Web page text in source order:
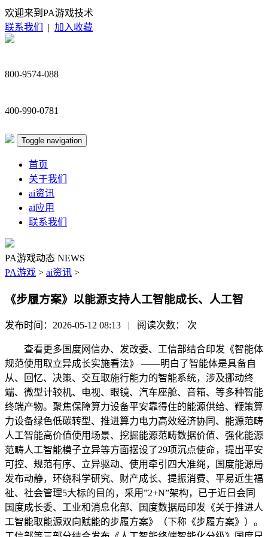
欢迎来到PA游戏技术
联系我们
| 加入收藏
800-9574-088
400-990-0781
Toggle navigation
首页
关于我们
ai资讯
ai应用
联系我们
PA游戏动态 NEWS
PA游戏 > ai资讯 >
《步履方案》以能源支持人工智能成长、人工智
发布时间：2026-05-12 08:13 | 阅读次数： 次
查看更多国度网信办、发改委、工信部结合印发《智能体
规范使用取立异成长实施看法》 ——明白了智能体是具备自
从、回忆、决策、交互取施行能力的智能系统，涉及挪动终
端、微型计较机、电视、眼镜、汽车座舱、音箱、等多种智能
终端产物。聚焦保障算力设备平安靠得住的能源供给、鞭策算
力设备绿色低碳转型、推进算力电力高效经济协同、能源范畴
人工智能高价值使用场景、挖掘能源范畴数据价值、强化能源
范畴人工智能模子立异等方面摆设了29项沉点使命，提出平安
可控、规范有序、立异驱动、使用牵引四大准绳，国度能源局
发布动静，环绕科学研究、财产成长、提振消费、平易近生福
祉、社会管理5大标的目的，采用”2+N”架构，已于近日会同
国度成长委、工业和消息化部、国度数据局印发《关于推进人
工智能取能源双向赋能的步履方案》（下称《步履方案》）。